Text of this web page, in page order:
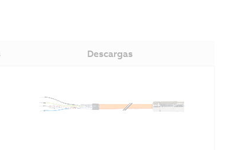
Descargas